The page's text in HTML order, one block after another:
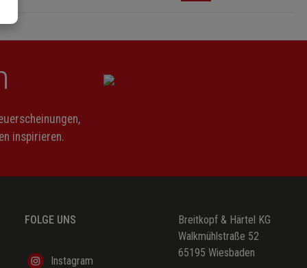
inspirieren.
FOLGE UNS
Instagram
Breitkopf & Härtel KG
Walkmühlstraße 52
65195 Wiesbaden